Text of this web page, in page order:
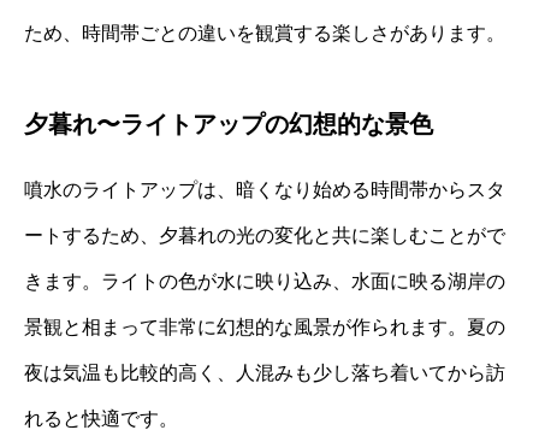
ため、時間帯ごとの違いを観賞する楽しさがあります。
夕暮れ〜ライトアップの幻想的な景色
噴水のライトアップは、暗くなり始める時間帯からスタ
ートするため、夕暮れの光の変化と共に楽しむことがで
きます。ライトの色が水に映り込み、水面に映る湖岸の
景観と相まって非常に幻想的な風景が作られます。夏の
夜は気温も比較的高く、人混みも少し落ち着いてから訪
れると快適です。